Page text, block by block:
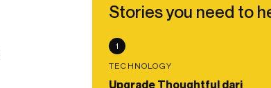
Stories you need to
1
TECHNOLOGY
Upgrade Thoughtful dari